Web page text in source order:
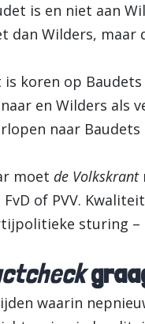
is en niet aan
dan Wilders,
is koren op
en Wilders als
naar
moet de Volkskrant
FvD of PVV.
sturing –
waarin